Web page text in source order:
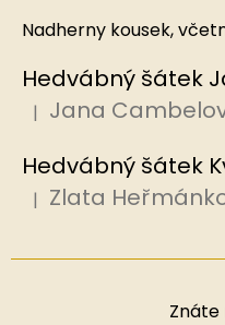
Nadherny kousek,
Hodnocení produktu je
| Jana
Hodnocení produktu je
| Zlata
Znáte